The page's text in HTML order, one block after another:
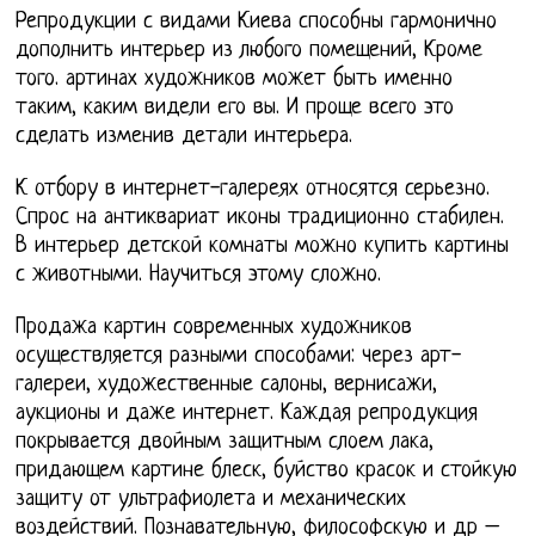
Репродукции с видами Киева способны гармонично
дополнить интерьер из любого помещений, Кроме
того. артинах художников может быть именно
таким, каким видели его вы. И проще всего это
сделать изменив детали интерьера.
К отбору в интернет-галереях относятся серьезно.
Спрос на антиквариат иконы традиционно стабилен.
В интерьер детской комнаты можно купить картины
с животными. Научиться этому сложно.
Продажа картин современных художников
осуществляется разными способами: через арт-
галереи, художественные салоны, вернисажи,
аукционы и даже интернет. Каждая репродукция
покрывается двойным защитным слоем лака,
придающем картине блеск, буйство красок и стойкую
защиту от ультрафиолета и механических
воздействий. Познавательную, философскую и др –